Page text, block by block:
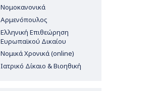
Νομοκανονικά
Αρμενόπουλος
Ελληνική Επιθεώρηση
Ευρωπαϊκού Δικαίου
Νομικά Χρονικά (online)
Ιατρικό Δίκαιο & Βιοηθική